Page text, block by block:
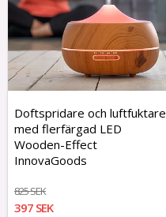
Doftspridare och luftfuktare
med flerfärgad LED
Wooden-Effect
InnovaGoods
825 SEK
397 SEK